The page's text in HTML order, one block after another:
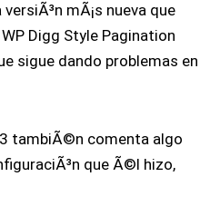
mÃ¡s nueva que
Digg Style Pagination
sigue dando problemas en
tambiÃ©n comenta algo
que Ã©l hizo,